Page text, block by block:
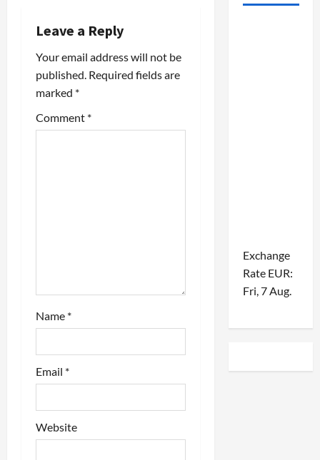
v
i
g
a
Leave a Reply
Your email address will not be
published. Required fields are
marked *
Comment *
Name *
Email *
Website
Exchange
Rate EUR:
Fri, 7 Aug.